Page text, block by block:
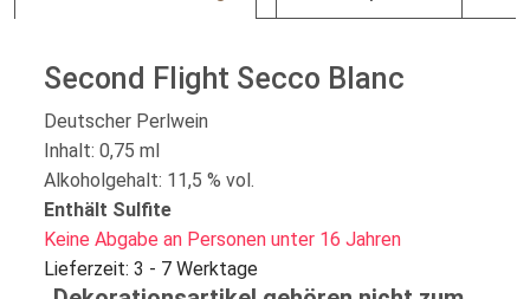
Second Flight Secco Blanc
Deutscher Perlwein
Inhalt: 0,75 ml
Alkoholgehalt: 11,5 % vol.
Enthält Sulfite
Keine Abgabe an Personen unter 16 Jahren
Lieferzeit: 3 - 7 Werktage